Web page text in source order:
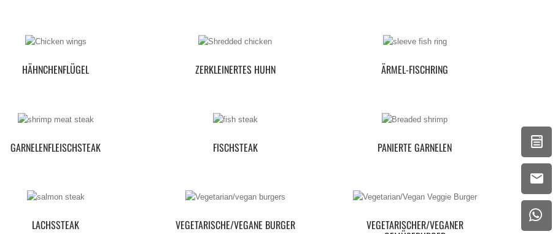
HÄHNCHENFLÜGEL ZERKLEINERTES HUHN ÄRMEL-FISCHRING
GARNELENFLEISCHSTEAK FISCHSTEAK PANIERTE GARNELEN
LACHSSTEAK VEGETARISCHE/VEGANE BURGER VEGETARISCHER/VEGANER